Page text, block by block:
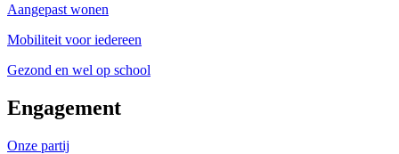
Aangepast wonen
Mobiliteit voor iedereen
Gezond en wel op school
Engagement
Onze partij